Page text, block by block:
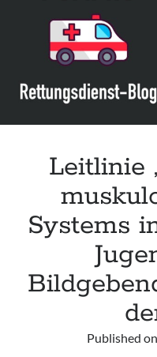
Leitlinie „Bauchschmerz bei
Diagnostik“ der GPR
Leitlinie „Erbrechen im
Diagnostik“ der GPR
Leitlinie „Kopfschmerzen bei
Diagnostik“ der GPR
Leitlinie
Systems
Published on